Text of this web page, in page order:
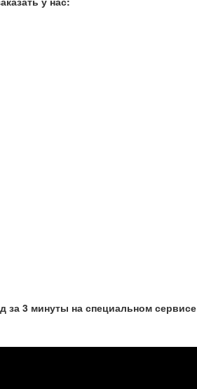
за 3 минуты на специальном сервисе